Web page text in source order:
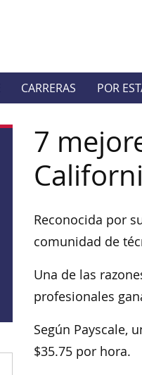
CARRERAS POR
7
Reconocida por
comunidad de
Una de las
profesionales
Según Payscale,
$35.75 por hora.